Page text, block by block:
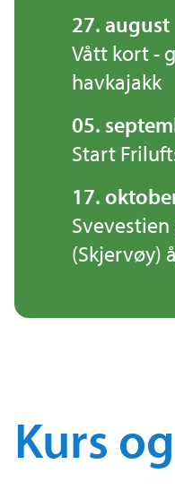
27. august
Vått kort -
havkajakk
05.
Start
17.
(Skjervøy)
Kurs